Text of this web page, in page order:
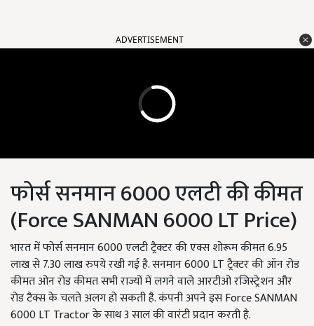
ADVERTISEMENT
फोर्स सनमान 6000 एलटी की कीमत
(Force SANMAN 6000 LT Price)
भारत में फोर्स सनमान 6000 एलटी ट्रैक्टर की एक्स शोरूम कीमत 6.95
लाख से 7.30 लाख रुपये रखी गई है. सनमान 6000 LT ट्रैक्टर की ऑन रोड
कीमत ओन रोड कीमत सभी राज्यों में लगने वाले आरटीओ रजिस्ट्रेशन और
रोड टैक्स के चलते अलग हो सकती है. कंपनी अपने इस Force SANMAN
6000 LT Tractor के साथ 3 साल की वारंटी प्रदान करती है.